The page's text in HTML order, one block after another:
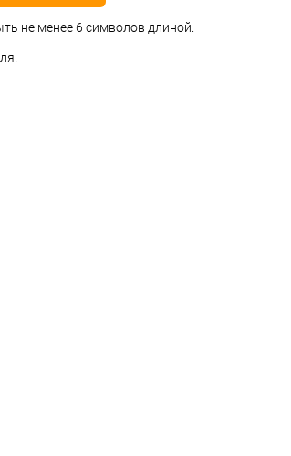
не менее 6 символов длиной.